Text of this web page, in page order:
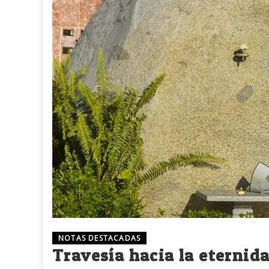
NOTAS DESTACADAS
Travesía hacia la